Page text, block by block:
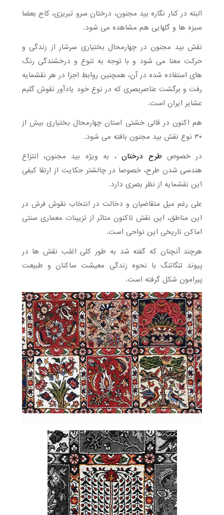
البته در کنار نگاره بید مجنون، درختان سرو تبریزی، کاج بعضا
سبزه ها و گلهایی هم مشاهده می شود.
نقش بید مجنون در چهارمحال بختیاری سرشار از زندگی و
حرکت معنا می شود و با توجه به تنوع و درخشندگی رنگ
های استفاده شده در آن، همچنین روابط اجزا در هر نقشمایه
رفت و برگشت عناصربصری که در نوع خود یادآور نقوش گلیم
عشایر ایران است.
هم اکنون در قالی خشتی استان چهارمحال بختیاری بیش از
۳۰ نوع نقش بید مجنون بافته می شود.
در خصوص طرح درختان، به ویژه بید مجنون، انتزاع
هندسی شدن طرح، خصوصا در چالشتر حکایت از ارتقا کیفی
این نقشمایه از نظر بصری دارد.
علی رغم میل متقاضیان و دخالت در انتخاب نقوش فرش در
این مناطق، این نقش تاکنون متاثر از تزیینات معماری سنتی
اماکن تاریخی این نواحی است.
هرچند آنچنان که گفته شد به طور کلی اغلب نقش ها در
پیوند تنگاتنگ با نحوه زندگی معیشت ساکنان و طبیعت
پیرامون شکل گرفته است.